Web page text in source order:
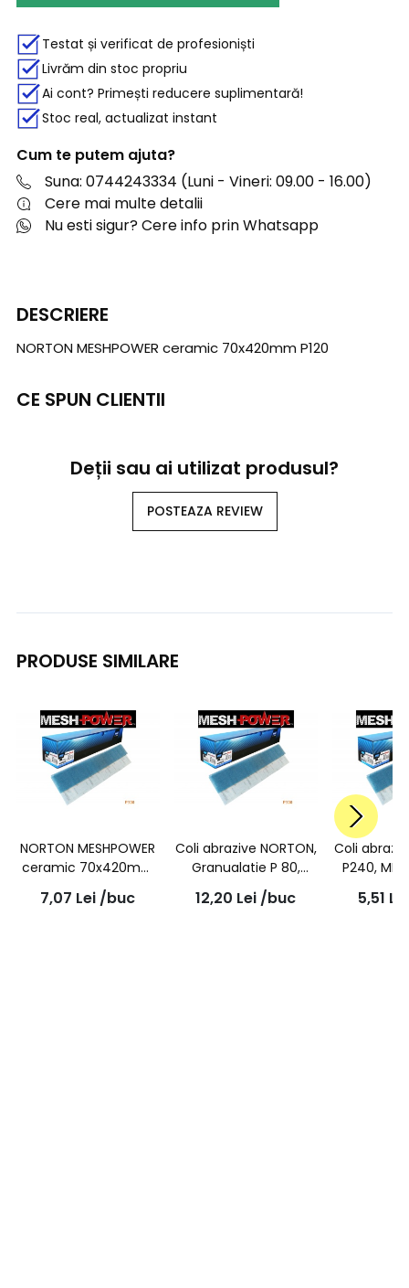
Testat și verificat de profesioniști
Livrăm din stoc propriu
Ai cont? Primești reducere suplimentară!
Stoc real, actualizat instant
Cum te putem ajuta?
Suna: 0744243334 (Luni - Vineri: 09.00 - 16.00)
Cere mai multe detalii
Nu esti sigur? Cere info prin Whatsapp
DESCRIERE
NORTON MESHPOWER ceramic 70x420mm P120
CE SPUN CLIENTII
Deții sau ai utilizat produsul?
POSTEAZA REVIEW
PRODUSE SIMILARE
NORTON MESHPOWER
ceramic 70x420mm
P320
7,07 Lei /buc
Coli abrazive NORTON,
Granualatie P 80,
MESHPOWER (plasa),
ceramic, 70x420mm
12,20 Lei /buc
Coli
P240,
5,51 Lei